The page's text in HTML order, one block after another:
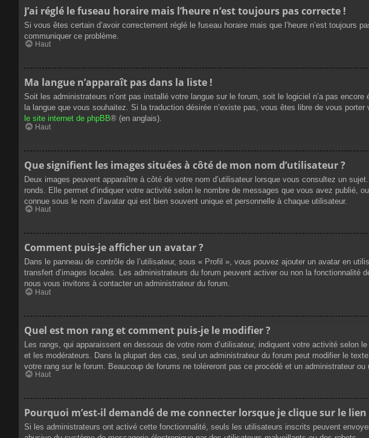
J’ai réglé le fuseau horaire mais l’heure n’est toujours pas correcte !
Si vous êtes certain d’avoir correctement réglé le fuseau horaire mais que l’heure n’est
communiquer ce problème.
Haut
Ma langue n’apparaît pas dans la liste !
Soit les administrateurs n’ont pas installé votre langue sur le forum, soit le logiciel n’a pas
la langue que vous souhaitez. Si la traduction désirée n’existe pas, vous êtes libre de vous
le site internet de phpBB® (en anglais).
Haut
Que signifient les images situées à côté de mon nom d’utilisateur ?
Deux images peuvent apparaître à côté de votre nom d’utilisateur lorsque vous consultez un
ronds. Elle permet d’indiquer votre activité selon le nombre de messages que vous avez publié,
connue sous le nom d’avatar qui est bien souvent unique et personnelle à chaque utilisateur.
Haut
Comment puis-je afficher un avatar ?
Dans le panneau de contrôle de l’utilisateur, sous « Profil », vous pouvez ajouter un avatar en
transfert d’images locales. Les administrateurs du forum peuvent activer ou non la
nous vous invitons à contacter un administrateur du forum.
Haut
Quel est mon rang et comment puis-je le modifier ?
Les rangs, qui apparaissent en dessous de votre nom d’utilisateur, indiquent votre activité
et les modérateurs. Dans la plupart des cas, seul un administrateur du forum peut modifier le
votre rang sur le forum. Beaucoup de forums ne toléreront pas ce procédé et un administrateur
Haut
Pourquoi m’est-il demandé de me connecter lorsque je clique sur le
Si les administrateurs ont activé cette fonctionnalité, seuls les utilisateurs inscrits peuvent